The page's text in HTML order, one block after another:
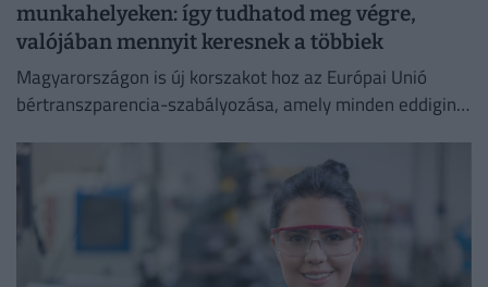
munkahelyeken: így tudhatod meg végre,
valójában mennyit keresnek a többiek
Magyarországon is új korszakot hoz az Európai Unió
bértranszparencia-szabályozása, amely minden eddiginél